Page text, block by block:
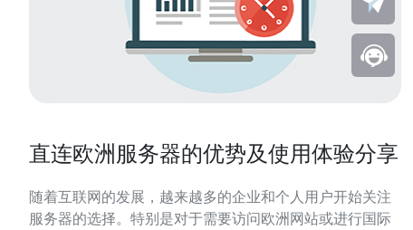
直连欧洲服务器的优势及使用体验分享
随着互联网的发展，越来越多的企业和个人用户开始关注
服务器的选择。特别是对于需要访问欧洲网站或进行国际